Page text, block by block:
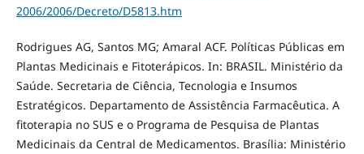
2006/2006/Decreto/D5813.htm
Rodrigues AG, Santos MG; Amaral ACF. Políticas Públicas em
Plantas Medicinais e Fitoterápicos. In: BRASIL. Ministério da
Saúde. Secretaria de Ciência, Tecnologia e Insumos
Estratégicos. Departamento de Assistência Farmacêutica. A
fitoterapia no SUS e o Programa de Pesquisa de Plantas
Medicinais da Central de Medicamentos. Brasília: Ministério